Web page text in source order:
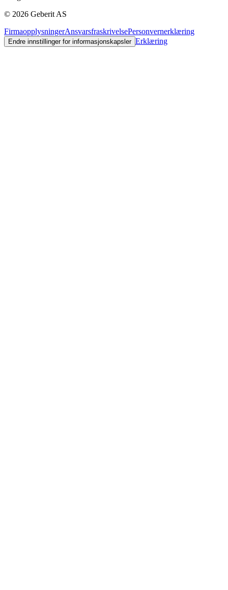
© 2026 Geberit AS
FirmaopplysningerAnsvarsfraskrivelsePersonvernerklæring
Endre innstillinger for informasjonskapsler Erklæring